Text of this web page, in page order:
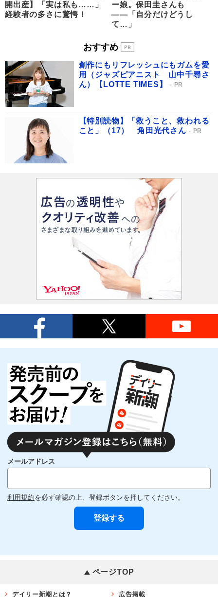
開出産】「実は私も……」
経験者の多さに驚愕！
ー娘。保田圭さんも
――「自分だけどうし
て…」
おすすめ
創作にもリフレッシュにもガムを愛
用（ジャズピアニスト 山中千尋さ
ん）【LOTTE TIMES】
PR
【特別読物】「救うこと、救われる
こと」（17） 角田光代さん
PR
メールアドレス
利用規約を必ず確認の上、登録ボタンを押してください。
ページTOP
デイリー新潮とは？ 広告掲載